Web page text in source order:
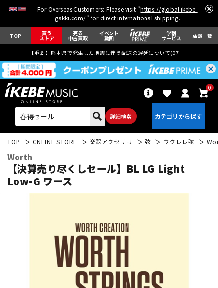
For Overseas Customers: Please visit "https://global.ikebe-
gakki.com/" for direct international shipping.
TOP 買う
ストア
売る
中古買取
イベント
動画
学割
サービス 店舗一覧
【重要】熊本県で発生した地震に伴う配送の遅延について(07月29日
詳細検索
0
ドラム
TOP ONLINE STORE 楽器アクセサリ 弦 ウクレレ弦
Worth
【決算売り尽くしセール】BL LG Light
Low-G ワース